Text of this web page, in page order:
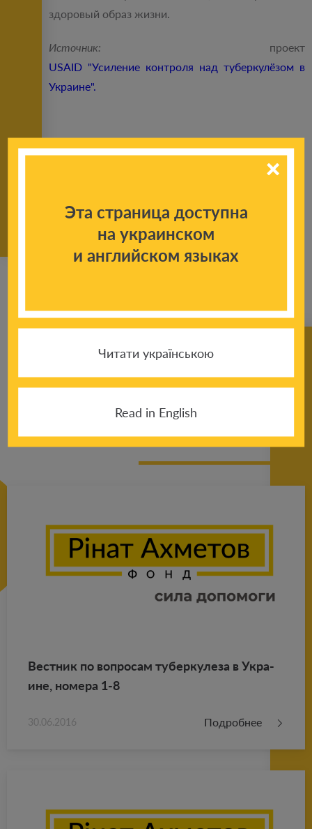
здоровый образ жизни.
Источник: проект
USAID "Усиление контроля над туберкулёзом в
Украине".
К другим
новостям
Вест­ник по во­про­сам ту­бер­ку­ле­за в Укра­
ине, но­ме­ра 1-8
30.06.2016 Подробнее
Эта страница доступна
на украинском
и английском языках
Читати українською
Read in English